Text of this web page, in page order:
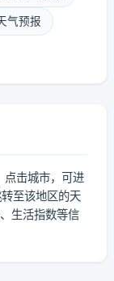
气预报
点击城市，可进
至该地区的天
生活指数等信